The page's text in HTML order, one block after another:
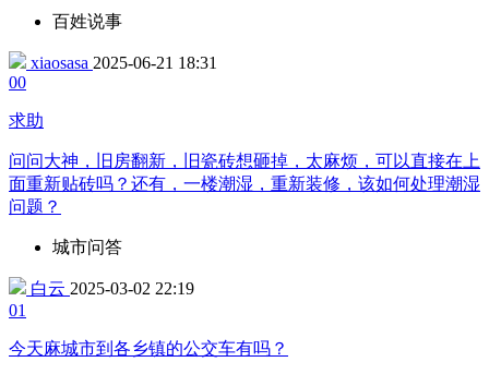
百姓说事
xiaosasa 2025-06-21 18:31
00
求助
问问大神，旧房翻新，旧瓷砖想砸掉，太麻烦，可以直接在上
面重新贴砖吗？还有，一楼潮湿，重新装修，该如何处理潮湿
问题？
城市问答
白云 2025-03-02 22:19
01
今天麻城市到各乡镇的公交车有吗？